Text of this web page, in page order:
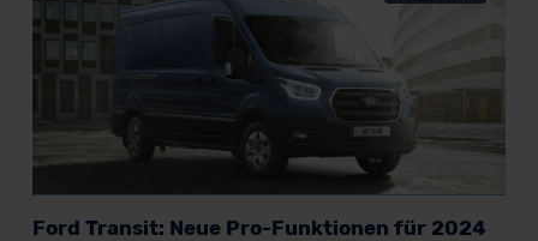
Verkauf startet in Kürze
Ford Transit: Neue Pro-Funktionen für 2024